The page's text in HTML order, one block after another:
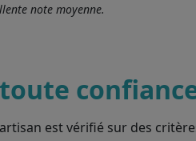
note moyenne.
est vérifié sur des